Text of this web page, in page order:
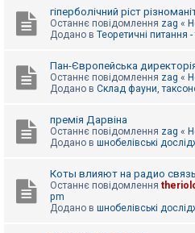
гіперболічний ріст
Останнє повідомлення zag «
Додано в Теоретичні питання
Пан-Європейська
Останнє повідомлення zag «
Додано в Склад фауни,
премія Дарвіна
Останнє повідомлення zag «
Додано в шнобелівські
Коты влияют на радио связь
Останнє повідомлення
pm
Додано в шнобелівські